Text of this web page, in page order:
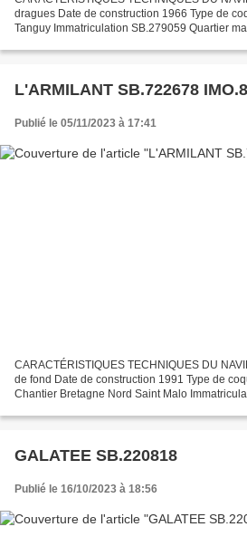
dragues Date de construction 1966 Type de
Tanguy Immatriculation SB.279059 Quartier
L'ARMILANT
Publié le 05/11/2023 à 17:41
CARACTÉRISTIQUES TECHNIQUES DU
de fond Date de construction 1991 Type de
Chantier Bretagne Nord Saint Malo
GALATEE SB.220818
Publié le 16/10/2023 à 18:56